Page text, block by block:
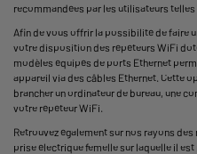
recommandées par les utilisateurs telles
Afin de vous offrir la possibilité de faire
votre disposition des répéteurs WiFi
modèles équipés de ports Ethernet
appareil via des câbles Ethernet. Cette
brancher un ordinateur de bureau, une
votre répéteur WiFi.
Retrouvez également sur nos rayons
prise électrique femelle sur laquelle il